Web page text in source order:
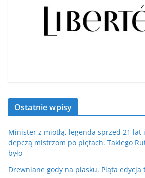
Ostatnie wpisy
Minister z miotłą, legenda sprzed 21 lat
depczą mistrzom po piętach. Takiego
było
Drewniane gody na piasku. Piąta edycja